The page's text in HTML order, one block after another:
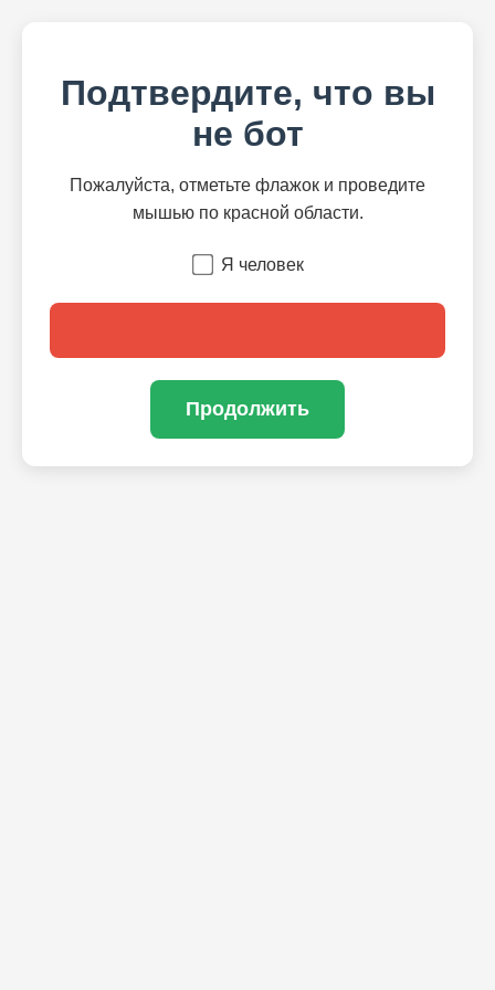
Подтвердите, что вы
не бот
Пожалуйста, отметьте флажок и проведите
мышью по красной области.
Я человек
Продолжить